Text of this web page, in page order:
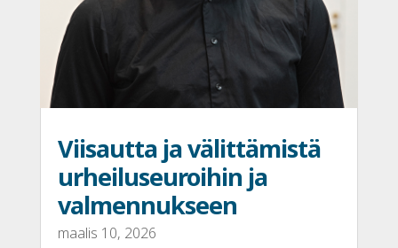
Viisautta ja välittämistä
urheiluseuroihin ja
valmennukseen
maalis 10, 2026